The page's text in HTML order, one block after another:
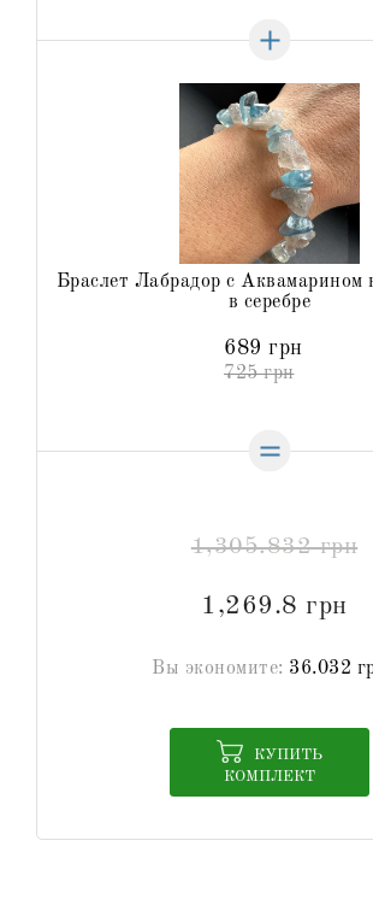
Браслет Лабрадор с Аквамарином
в серебре
689 грн
725 грн
1,305.832 грн
1,269.8 грн
Вы экономите: 36.032
КОМПЛЕКТ